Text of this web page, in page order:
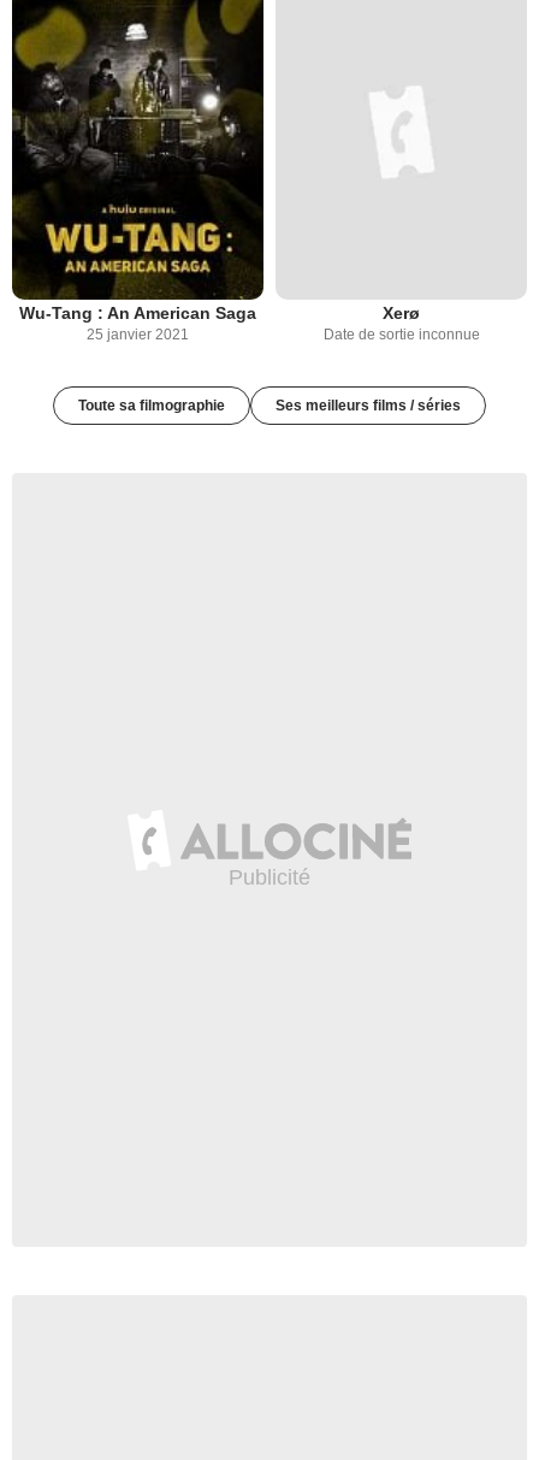
Wu-Tang : An American Saga
25 janvier 2021
Xerø
Date de sortie inconnue
Toute sa filmographie Ses meilleurs films / séries